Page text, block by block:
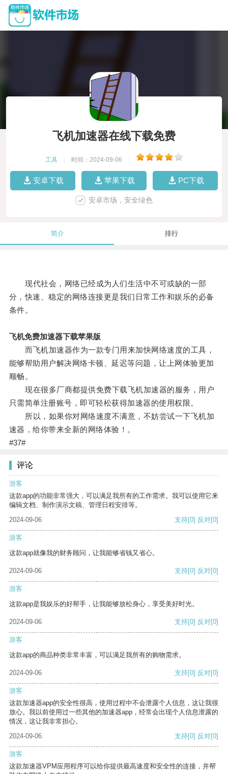
飞机加速器在线下载免费
工具 时间：2024-09-06
安卓下载 苹果下载 PC下载
安卓市场，安全绿色
简介 排行
现代社会，网络已经成为人们生活中不可或缺的一部
分，快速、稳定的网络连接更是我们日常工作和娱乐的必备
条件。
飞机免费加速器下载苹果版
而飞机加速器作为一款专门用来加快网络速度的工具，
能够帮助用户解决网络卡顿、延迟等问题，让上网体验更加
顺畅。
现在很多厂商都提供免费下载飞机加速器的服务，用户
只需简单注册账号，即可轻松获得加速器的使用权限。
所以，如果你对网络速度不满意，不妨尝试一下飞机加
速器，给你带来全新的网络体验！。
#37#
评论
游客
这款app的功能非常强大，可以满足我所有的工作需求。我可以使用它来
编辑文档、制作演示文稿、管理日程安排等。
2024-09-06
支持[0] 反对[0]
游客
这款app就像我的财务顾问，让我能够省钱又省心。
2024-09-06 支持[0] 反对[0]
游客
这款app是我娱乐的好帮手，让我能够放松身心，享受美好时光。
2024-09-06 支持[0] 反对[0]
游客
这款app的商品种类非常丰富，可以满足我所有的购物需求。
2024-09-06 支持[0] 反对[0]
游客
这款加速器app的安全性很高，使用过程中不会泄露个人信息，这让我很
放心。我以前使用过一些其他的加速器app，经常会出现个人信息泄露的
情况，这让我非常担心。
2024-09-06
支持[0] 反对[0]
游客
这款加速器VPM应用程序可以给你提供最高速度和安全性的连接，并帮